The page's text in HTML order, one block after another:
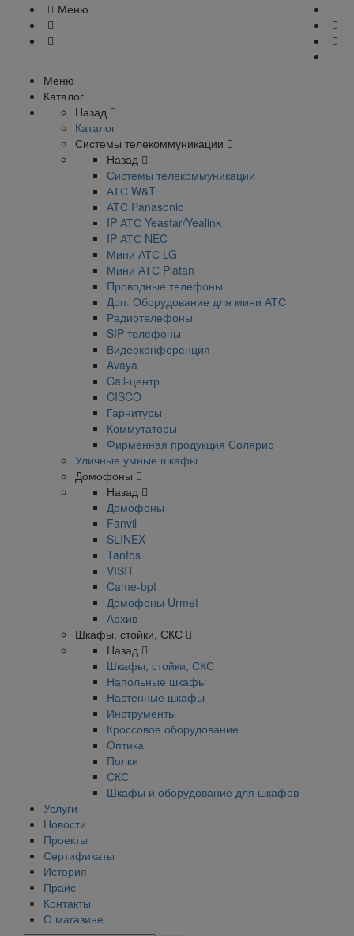
Меню
Меню
Каталог
Назад
Каталог
Системы телекоммуникации
Назад
Системы телекоммуникации
АТС W&T
АТС Panasonic
IP АТС Yeastar/Yealink
IP АТС NEC
Мини АТС LG
Мини АТС Platan
Проводные телефоны
Доп. Оборудование для мини АТС
Радиотелефоны
SIP-телефоны
Видеоконференция
Avaya
Call-центр
CISCO
Гарнитуры
Коммутаторы
Фирменная продукция Солярис
Уличные умные шкафы
Домофоны
Назад
Домофоны
Fanvil
SLINEX
Tantos
VISIT
Came-bpt
Домофоны Urmet
Архив
Шкафы, стойки, СКС
Назад
Шкафы, стойки, СКС
Напольные шкафы
Настенные шкафы
Инструменты
Кроссовое оборудование
Оптика
Полки
СКС
Шкафы и оборудование для шкафов
Услуги
Новости
Проекты
Сертификаты
История
Прайс
Контакты
О магазине